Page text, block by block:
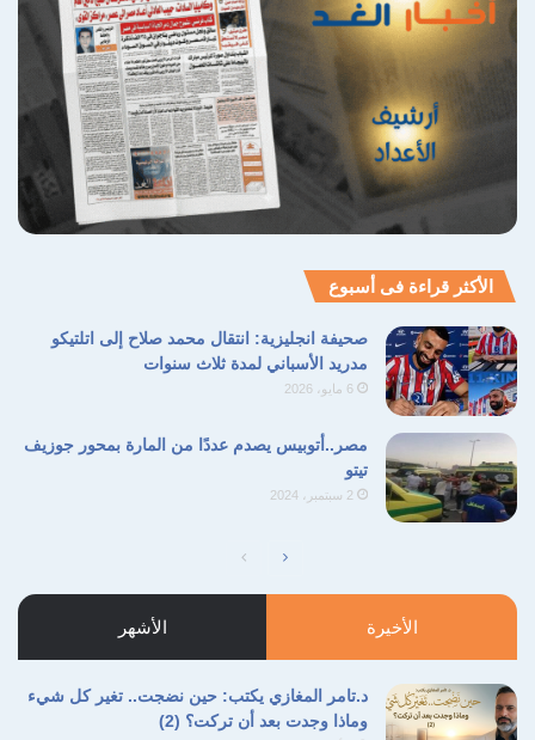
الأكثر قراءة فى أسبوع
صحيفة انجليزية: انتقال محمد صلاح إلى اتلتيكو
مدريد الأسباني لمدة ثلاث سنوات
6 مايو، 2026
مصر..أتوبيس يصدم عددًا من المارة بمحور جوزيف
تيتو
2 سبتمبر، 2024
الصفحة
السابقة
الصفحة
التالية
الأخيرة الأشهر
د.تامر المغازي يكتب: حين نضجت.. تغير كل شيء
وماذا وجدت بعد أن تركت؟ (2)